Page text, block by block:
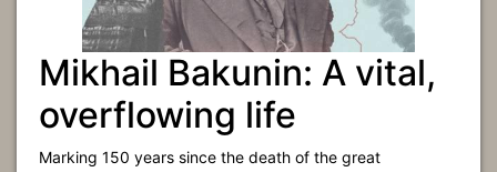
Mikhail Bakunin: A vital,
overflowing life
Marking 150 years since the death of the great